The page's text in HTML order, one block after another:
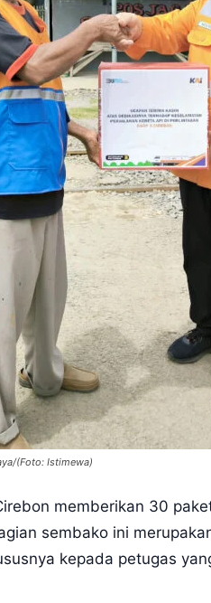
(Foto: Istimewa)
memberikan 30
sembako ini
kepada petugas